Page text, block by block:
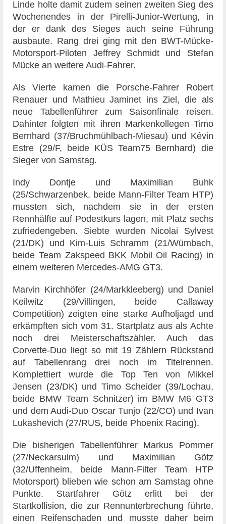
Linde holte damit zudem seinen zweiten Sieg des
Wochenendes in der Pirelli-Junior-Wertung, in
der er dank des Sieges auch seine Führung
ausbaute. Rang drei ging mit den BWT-Mücke-
Motorsport-Piloten Jeffrey Schmidt und Stefan
Mücke an weitere Audi-Fahrer.
Als Vierte kamen die Porsche-Fahrer Robert
Renauer und Mathieu Jaminet ins Ziel, die als
neue Tabellenführer zum Saisonfinale reisen.
Dahinter folgten mit ihren Markenkollegen Timo
Bernhard (37/Bruchmühlbach-Miesau) und Kévin
Estre (29/F, beide KÜS Team75 Bernhard) die
Sieger von Samstag.
Indy Dontje und Maximilian Buhk
(25/Schwarzenbek, beide Mann-Filter Team HTP)
mussten sich, nachdem sie in der ersten
Rennhälfte auf Podestkurs lagen, mit Platz sechs
zufriedengeben. Siebte wurden Nicolai Sylvest
(21/DK) und Kim-Luis Schramm (21/Wümbach,
beide Team Zakspeed BKK Mobil Oil Racing) in
einem weiteren Mercedes-AMG GT3.
Marvin Kirchhöfer (24/Markkleeberg) und Daniel
Keilwitz (29/Villingen, beide Callaway
Competition) zeigten eine starke Aufholjagd und
erkämpften sich vom 31. Startplatz aus als Achte
noch drei Meisterschaftszähler. Auch das
Corvette-Duo liegt so mit 19 Zählern Rückstand
auf Tabellenrang drei noch im Titelrennen.
Komplettiert wurde die Top Ten von Mikkel
Jensen (23/DK) und Timo Scheider (39/Lochau,
beide BMW Team Schnitzer) im BMW M6 GT3
und dem Audi-Duo Oscar Tunjo (22/CO) und Ivan
Lukashevich (27/RUS, beide Phoenix Racing).
Die bisherigen Tabellenführer Markus Pommer
(27/Neckarsulm) und Maximilian Götz
(32/Uffenheim, beide Mann-Filter Team HTP
Motorsport) blieben wie schon am Samstag ohne
Punkte. Startfahrer Götz erlitt bei der
Startkollision, die zur Rennunterbrechung führte,
einen Reifenschaden und musste daher beim